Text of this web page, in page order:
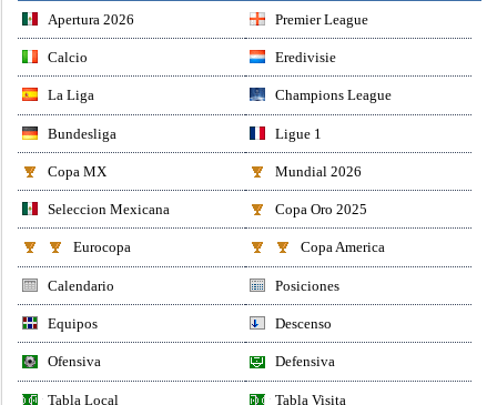
Apertura 2026 Premier League
Calcio Eredivisie
La Liga Champions League
Bundesliga Ligue 1
Copa MX Mundial 2026
Seleccion Mexicana Copa Oro 2025
Eurocopa Copa America
Calendario Posiciones
Equipos Descenso
Ofensiva Defensiva
Tabla Local Tabla Visita